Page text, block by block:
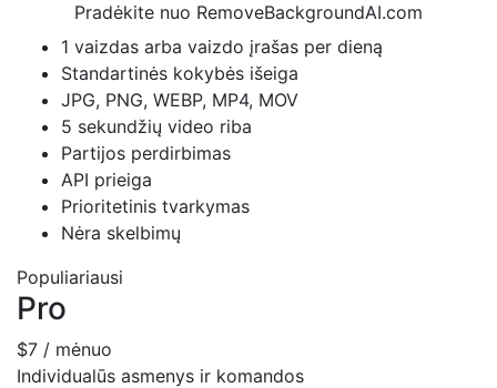
Pradėkite nuo RemoveBackgroundAI.com
1 vaizdas arba vaizdo įrašas per dieną
Standartinės kokybės išeiga
JPG, PNG, WEBP, MP4, MOV
5 sekundžių video riba
Partijos perdirbimas
API prieiga
Prioritetinis tvarkymas
Nėra skelbimų
Populiariausi
Pro
$7 / mėnuo
Individualūs asmenys ir komandos